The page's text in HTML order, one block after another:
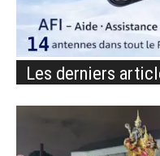
Les derniers